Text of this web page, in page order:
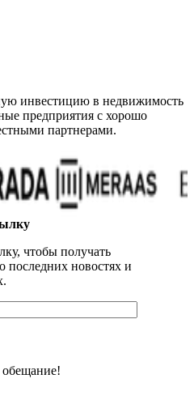
инвестицию в недвижимость
предприятия с хорошо
партнерами.
чтобы получать
новостях и